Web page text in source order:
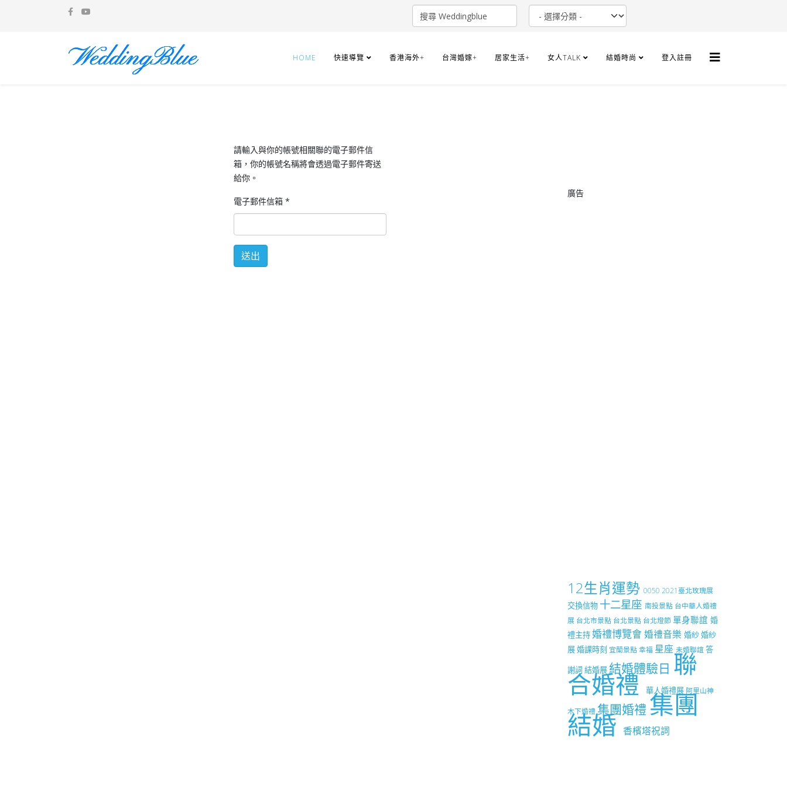
HOME 快速導覽 香港海外+ 台灣婚嫁+ 居家生活+ 女人TALK 結婚時尚 登入註冊
請輸入與你的帳號相關聯的電子郵件信
箱，你的帳號名稱將會透過電子郵件寄送
給你。
電子郵件信箱 *
送出
廣告
12生肖運勢 0050 2021臺北玫瑰展
交換信物 十二星座 南投景點 台中華人婚禮
展 台北市景點 台北景點 台北燈節單身聯誼 婚
禮主持婚禮博覽會婚禮音樂 婚紗婚紗
展婚課時刻 宜蘭景點幸福 星座 未婚聯誼 答
謝詞結婚展 結婚體驗日 聯
合婚禮華人婚禮展 阿里山神
木下婚禮集團婚禮 集團
結婚香檳塔祝詞